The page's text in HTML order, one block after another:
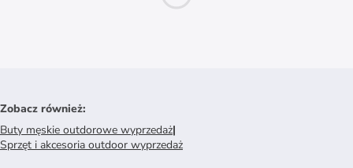
Zobacz również:
Buty męskie outdorowe wyprzedaż|
Sprzęt i akcesoria outdoor wyprzedaż